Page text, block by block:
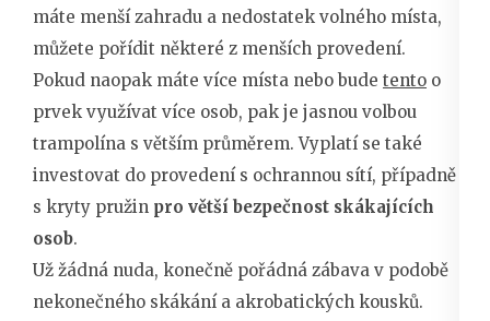
máte menší zahradu a nedostatek volného místa,
můžete pořídit některé z menších provedení.
Pokud naopak máte více místa nebo bude tento o
prvek využívat více osob, pak je jasnou volbou
trampolína s větším průměrem. Vyplatí se také
investovat do provedení s ochrannou sítí, případně
s kryty pružin pro větší bezpečnost skákajících
osob.
Už žádná nuda, konečně pořádná zábava v podobě
nekonečného skákání a akrobatických kousků.